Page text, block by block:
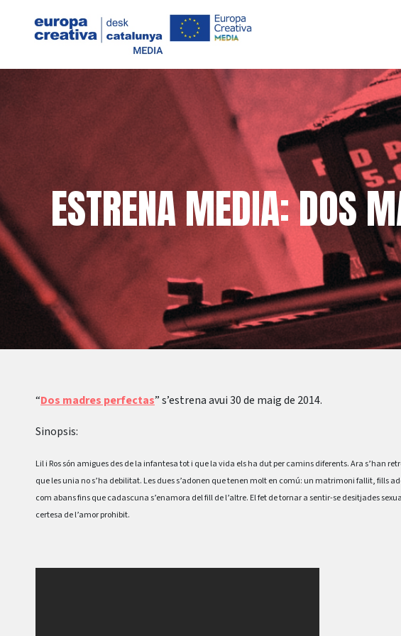
ESTRENA MEDIA: DOS
“Dos madres perfectas” s’estrena avui 30 de maig de 2014.
Sinopsis:
Lil i Ros són amigues des de la infantesa tot i que la vida els ha dut per camins diferents. Ara s’han
que les unia no s’ha debilitat. Les dues s’adonen que tenen molt en comú: un matrimoni fallit, fills
com abans fins que cadascuna s’enamora del fill de l’altre. El fet de tornar a sentir-se desitjades
certesa de l’amor prohibit.